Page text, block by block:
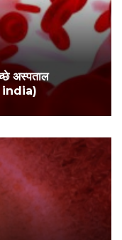
अस्पताल